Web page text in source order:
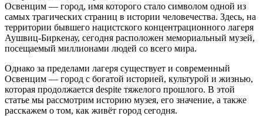
Освенцим — город, имя которого стало символом одной из
самых трагических страниц в истории человечества. Здесь, на
территории бывшего нацистского концентрационного лагеря
Аушвиц-Биркенау, сегодня расположен мемориальный музей,
посещаемый миллионами людей со всего мира.
Однако за пределами лагеря существует и современный
Освенцим — город с богатой историей, культурой и жизнью,
которая продолжается despite тяжелого прошлого. В этой
статье мы рассмотрим историю музея, его значение, а также
расскажем о том, как живёт город сегодня.